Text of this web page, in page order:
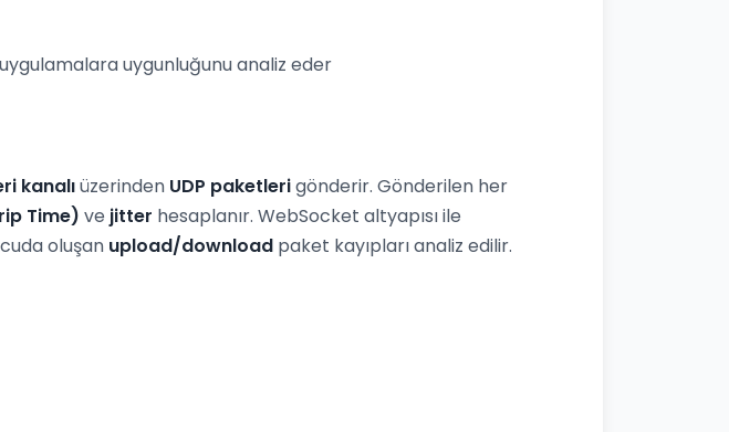
uygunluğunu analiz eder
kanalıüzerinden UDP paketlerigönderir. Gönderilen her
Time) ve jitter hesaplanır. WebSocket altyapısı ile
oluşan upload/download paket kayıpları analiz edilir.